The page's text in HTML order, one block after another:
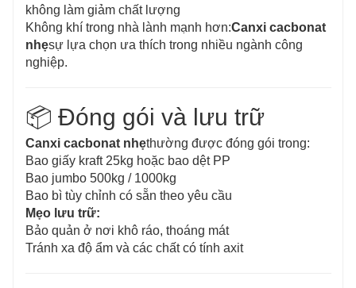
không làm giảm chất lượng
Không khí trong nhà lành mạnh hơn:Canxi cacbonat
nhẹsự lựa chọn ưa thích trong nhiều ngành công
nghiệp.
📦 Đóng gói và lưu trữ
Canxi cacbonat nhẹthường được đóng gói trong:
Bao giấy kraft 25kg hoặc bao dệt PP
Bao jumbo 500kg / 1000kg
Bao bì tùy chỉnh có sẵn theo yêu cầu
Mẹo lưu trữ:
Bảo quản ở nơi khô ráo, thoáng mát
Tránh xa độ ẩm và các chất có tính axit